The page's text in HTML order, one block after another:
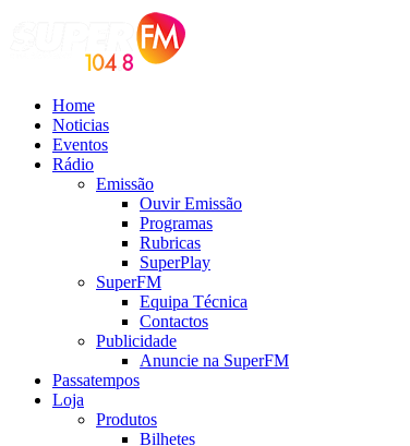
Home
Noticias
Eventos
Rádio
Emissão
Ouvir Emissão
Programas
Rubricas
SuperPlay
SuperFM
Equipa Técnica
Contactos
Publicidade
Anuncie na SuperFM
Passatempos
Loja
Produtos
Bilhetes